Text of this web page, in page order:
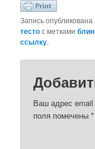
Запись
тестос метками
ссылку.
Ваш адрес email
поля помечены*